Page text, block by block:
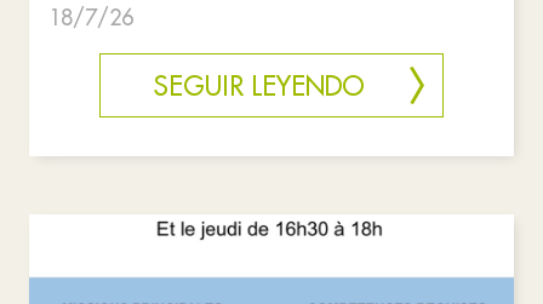
18/7/26
SEGUIR LEYENDO